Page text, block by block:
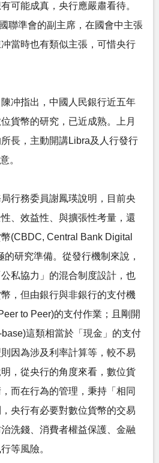
可能成真，央行應嚴肅看待。
聯準會的副主席，在國會中主張
當時也有類似主張，可惜央行
冲指出，中國人民銀行近五年
貨幣的研究，已近成熟。上月
長，主動開講Libra及人行發行
。
行務委員謝鳳瑛說明，目前央
、效益性、與擴張性考量，還
(CBDC, Central Bank Digital
研究準備。從發行機制來說，
私協力」的混合制度設計，也
，但由銀行與非銀行的支付機
to Peer)的支付作業；且剛開
這類相當於「現金」的支付
因為涉及利率計算等，較不易
，從央行的角度來看，數位貨
而在行為的管理，秉持「相同
央行有必要對數位貨幣的交易
洗錢、消費者權益保護、金融
等風險。